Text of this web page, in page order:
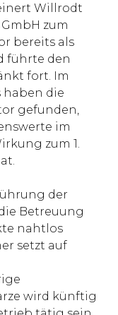
Willrodt
zum
bereits als
führte den
fort. Im
haben die
gefunden,
im
zum 1.
der
Betreuung
nahtlos
setzt auf
wird künftig